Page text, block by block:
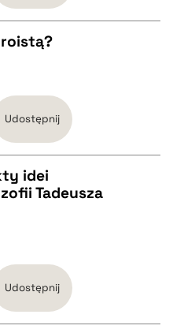
Udostępnij
idei
Tadeusza
Udostępnij